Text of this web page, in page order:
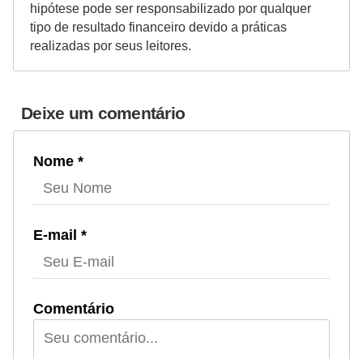
hipótese pode ser responsabilizado por qualquer
tipo de resultado financeiro devido a práticas
realizadas por seus leitores.
Deixe um comentário
Nome *
E-mail *
Comentário